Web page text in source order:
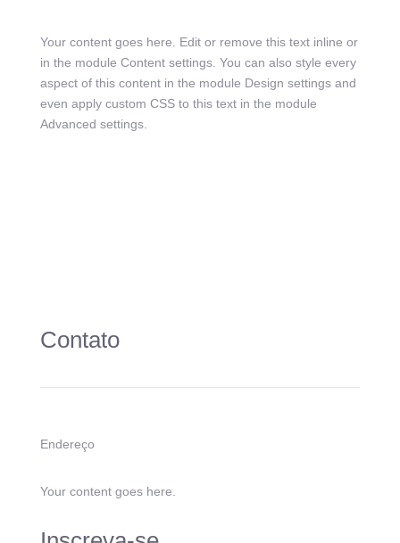
Your content goes here. Edit or remove this text inline or
in the module Content settings. You can also style every
aspect of this content in the module Design settings and
even apply custom CSS to this text in the module
Advanced settings.
Contato
Endereço
Your content goes here.